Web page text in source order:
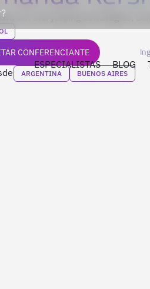
ESPECIALISTAS BLOG
em storytelling estratégico,
CONFERENCIANTE
ARGENTINA BUENOS AIRES